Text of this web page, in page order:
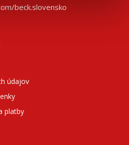
beck.slovensko
údajov
platby